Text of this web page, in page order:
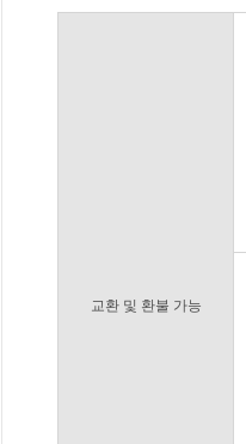
교환 및 환불 가능